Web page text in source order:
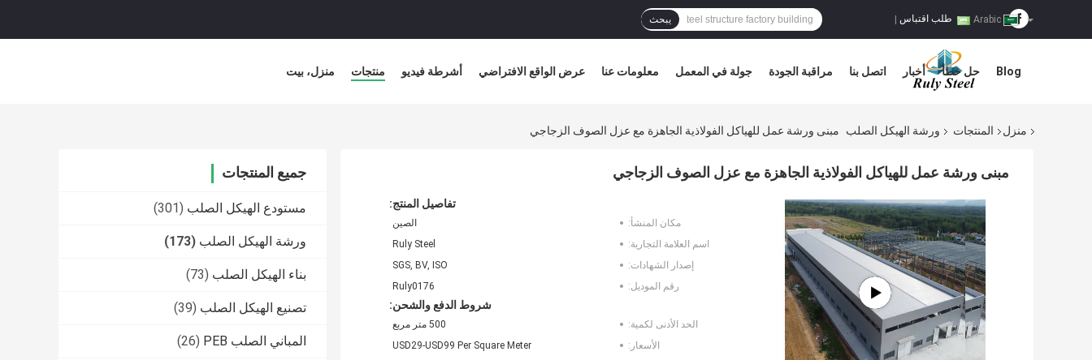
طلب اقتباس يبحث
منزل، بيت منتجات أشرطة فيديو عرض الواقع الافتراضي معلومات عنا جولة في المعمل مراقبة الجودة اتصل بنا أخبار حل خطأ Blog
منزل المنتجات ورشة الهيكل الصلب مبنى ورشة عمل للهياكل الفولاذية الجاهزة مع عزل الصوف الزجاجي
جميع المنتجات
مستودع الهيكل الصلب (301)
ورشة الهيكل الصلب (173)
بناء الهيكل الصلب (73)
تصنيع الهيكل الصلب (39)
المباني الصلب PEB (26)
مبنى ورشة عمل للهياكل الفولاذية الجاهزة مع عزل الصوف الزجاجي
تفاصيل المنتج:
مكان المنشأ:
الصين
اسم العلامة التجارية:
Ruly Steel
إصدار الشهادات:
SGS, BV, ISO
رقم الموديل:
Ruly0176
شروط الدفع والشحن:
الحد الأدنى لكمية:
500 متر مربع
الأسعار:
USD29-USD99 Per Square Meter